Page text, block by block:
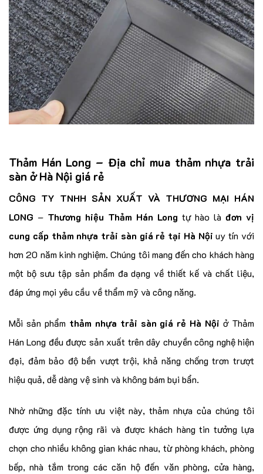
Thảm Hán Long – Địa chỉ mua thảm nhựa trải
sàn ở Hà Nội giá rẻ
CÔNG TY TNHH SẢN XUẤT VÀ THƯƠNG MẠI HÁN
LONG – Thương hiệu Thảm Hán Long tự hào là đơn vị
cung cấp thảm nhựa trải sàn giá rẻ tại Hà Nội uy tín với
hơn 20 năm kinh nghiệm. Chúng tôi mang đến cho khách hàng
một bộ sưu tập sản phẩm đa dạng về thiết kế và chất liệu,
đáp ứng mọi yêu cầu về thẩm mỹ và công năng.
Mỗi sản phẩm thảm nhựa trải sàn giá rẻ Hà Nội ở Thảm
Hán Long đều được sản xuất trên dây chuyền công nghệ hiện
đại, đảm bảo độ bền vượt trội, khả năng chống trơn trượt
hiệu quả, dễ dàng vệ sinh và không bám bụi bẩn.
Nhờ những đặc tính ưu việt này, thảm nhựa của chúng tôi
được ứng dụng rộng rãi và được khách hàng tin tưởng lựa
chọn cho nhiều không gian khác nhau, từ phòng khách, phòng
bếp, nhà tắm trong các căn hộ đến văn phòng, cửa hàng,